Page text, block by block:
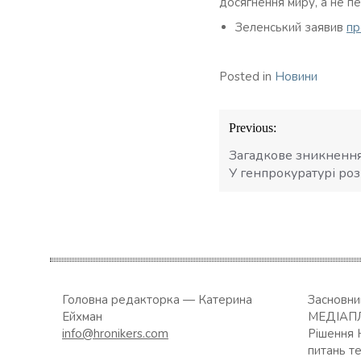
Зеленський заявив
Posted in Новини
Навігація
записів
Previous:
Загадкове
У генпрокуратурі
Головна редакторка — Катерина
Ейхман
info@hronikers.com
Рішення
питань